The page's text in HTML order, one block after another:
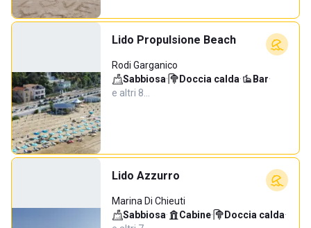
Lido Propulsione Beach
Rodi Garganico
Sabbiosa· Doccia calda· Bar·
e altri 8…
Lido Azzurro
Marina Di Chieuti
Sabbiosa· Cabine· Doccia calda·